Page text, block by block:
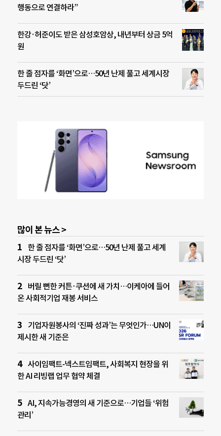
행동으로 연결하라”
한강·허준이도 받은 삼성호암상, 내년부터 상금 5억
원
한 줄 점자를 ‘화면’으로…50년 난제 풀고 세계시장
두드린 ‘닷’
많이 본 뉴스 >
한 줄 점자를 ‘화면’으로…50년 난제 풀고 세계
시장 두드린 ‘닷’
버릴 뻔한 커튼·쿠션에 새 가치…이케아에 들어
온 사회적기업 재봉 서비스
기업자원봉사의 ‘진짜 성과’는 무엇인가…UN이
제시한 새 기준은
사이임팩트-넥스트임팩트, 사회복지 현장을 위
한 AI 리빙랩 업무 협약 체결
AI, 지속가능경영의 새 기준으로…기업들 ‘위험
관리’